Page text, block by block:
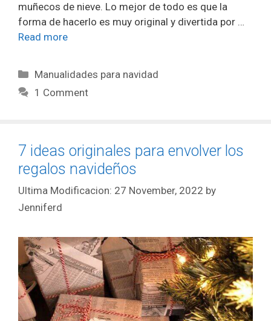
muñecos de nieve. Lo mejor de todo es que la
forma de hacerlo es muy original y divertida por …
Read more
Manualidades para navidad
1 Comment
7 ideas originales para envolver los
regalos navideños
27 November, 2022 by
Jenniferd